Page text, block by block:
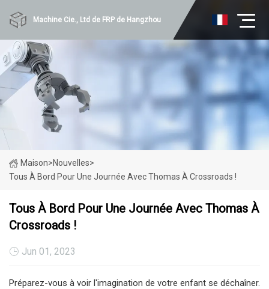
Machine Cie., Ltd de FRP de Hangzhou
Maison>Nouvelles>
Tous À Bord Pour Une Journée Avec Thomas À Crossroads !
Tous À Bord Pour Une Journée Avec Thomas À
Crossroads !
Jun 01, 2023
Préparez-vous à voir l'imagination de votre enfant se déchaîner.